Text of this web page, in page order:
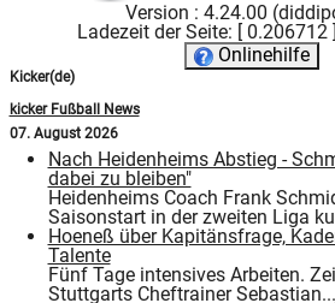
Version : 4.24.00
Ladezeit der Seite: [ 0.206712
Onlinehilfe
Kicker(de)
kicker Fußball News
07. August 2026
Nach Heidenheims Abstieg -
dabei zu bleiben"
Heidenheims Coach Frank
Saisonstart in der zweiten Liga
Hoeneß über Kapitänsfrage,
Talente
Fünf Tage intensives Arbeiten.
Stuttgarts Cheftrainer Sebastian...